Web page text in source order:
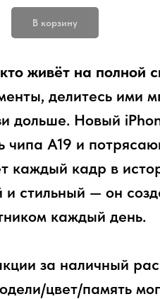
В корзину
живёт на полной
делитесь ими
дольше. Новый
чипа A19 и
каждый кадр в
стильный — он
каждый день.
за наличный
цвет/память